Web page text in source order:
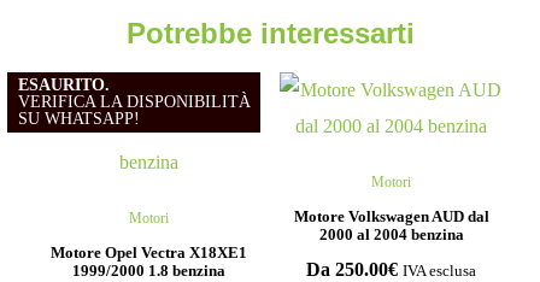
Potrebbe interessarti
Motori
ESAURITO.
VERIFICA LA DISPONIBILITÀ
SU WHATSAPP!
Motore Opel Vectra X18XE1
1999/2000 1.8 benzina
Motori
Motore Volkswagen AUD dal
2000 al 2004 benzina
Da 250.00€ IVA esclusa